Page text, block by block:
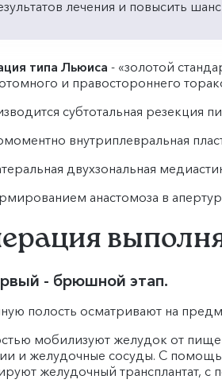
лечения и повысить
типа Льюиса - «золотой
и правостороннего
субтотальная резекция
внутриплевральная
двухзональная
анастомоза в
- брюшной этап.
полость осматривают на
мобилизуют желудок от
и желудочные сосуды. С
желудочный трансплантат,